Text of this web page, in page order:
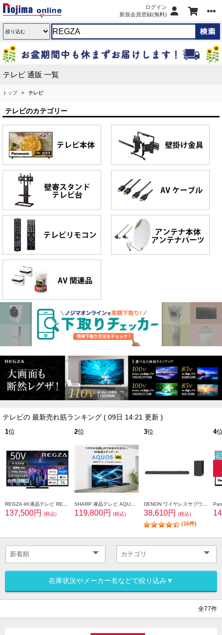
ログイン
新規会員登録(無料)
テレビ 通販 一覧
トップ テレビ
テレビのカテゴリー
テレビの 最新売れ筋ランキング ( 09日 14:21 更新 )
1位
137,500円 (税込)
2位
119,800円 (税込)
3位
38,610円 (税込)
(16件)
4
在庫状況やメーカー名などで絞り込み▼
全77件